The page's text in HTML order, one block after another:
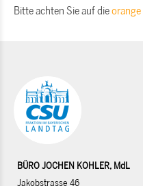
Bitte achten Sie auf dieorange
BÜRO JOCHEN KOHLER, MdL
Jakobstrasse 46